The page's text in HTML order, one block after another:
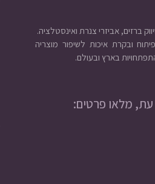
ובקרת איכות לשיפור מוצריה
בארץ ובעולם.
מלאו פרטים: